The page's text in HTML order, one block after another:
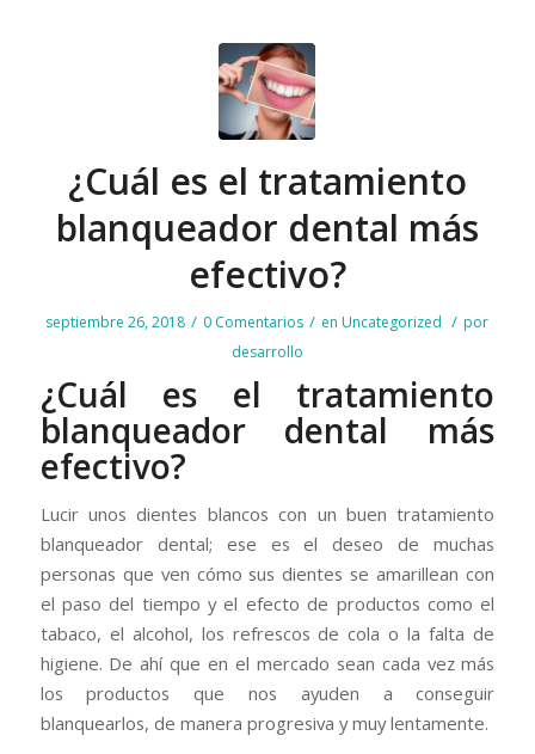
¿Cuál es el tratamiento
blanqueador dental más
efectivo?
septiembre 26, 2018 / 0 Comentarios / en Uncategorized / por
desarrollo
¿Cuál es el tratamiento
blanqueador dental más
efectivo?
Lucir unos dientes blancos con un buen tratamiento
blanqueador dental; ese es el deseo de muchas
personas que ven cómo sus dientes se amarillean con
el paso del tiempo y el efecto de productos como el
tabaco, el alcohol, los refrescos de cola o la falta de
higiene. De ahí que en el mercado sean cada vez más
los productos que nos ayuden a conseguir
blanquearlos, de manera progresiva y muy lentamente.